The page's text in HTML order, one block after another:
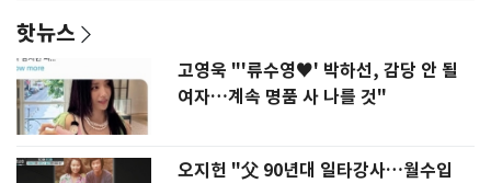
핫뉴스
고영욱 "'류수영♥' 박하선, 감당 안 될
여자…계속 명품 사 나를 것"
오지헌 "父 90년대 일타강사…월수입